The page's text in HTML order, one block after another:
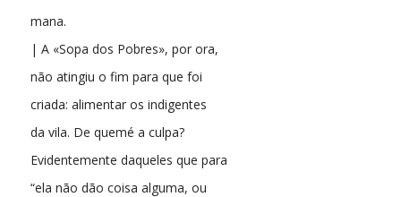
mana.
| A «Sopa dos Pobres», por ora,
não atingiu o fim para que foi
criada: alimentar os indigentes
da vila. De quemé a culpa?
Evidentemente daqueles que para
“ela não dão coisa alguma, ou